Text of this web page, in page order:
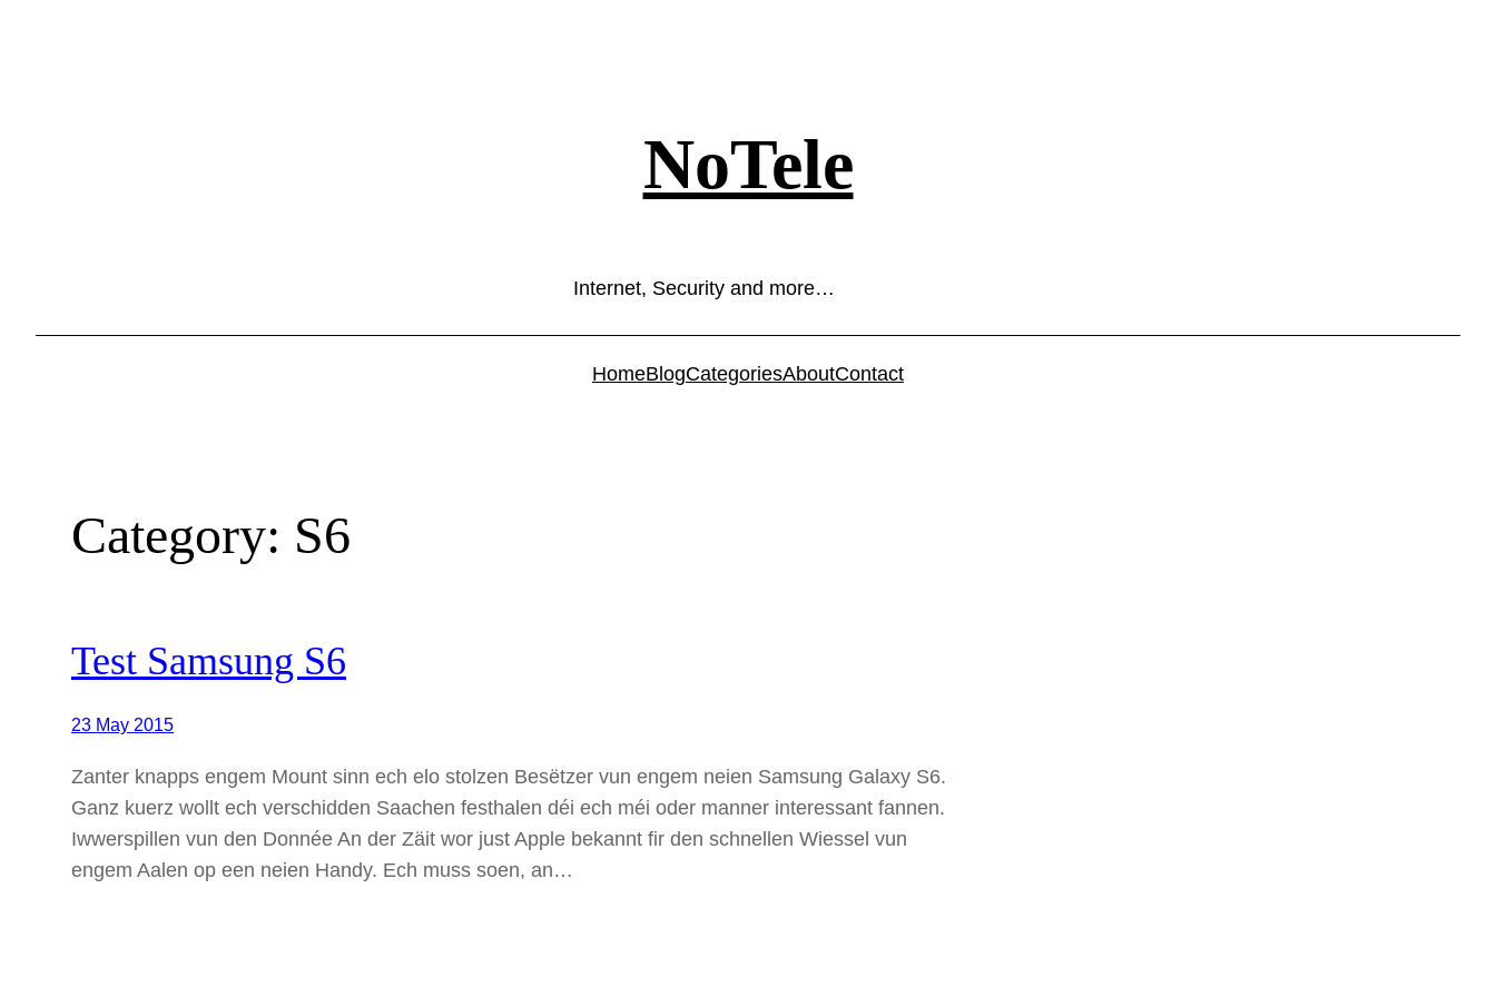
NoTele
Internet, Security and more…
HomeBlogCategoriesAboutContact
Category: S6
Test Samsung S6
23 May 2015
Zanter knapps engem Mount sinn ech elo stolzen Besëtzer vun engem neien Samsung Galaxy S6.
Ganz kuerz wollt ech verschidden Saachen festhalen déi ech méi oder manner interessant fannen.
Iwwerspillen vun den Donnée An der Zäit wor just Apple bekannt fir den schnellen Wiessel vun
engem Aalen op een neien Handy. Ech muss soen, an…